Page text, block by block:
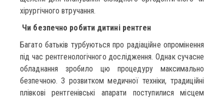
хірургічного втручання.
Чи безпечно робити дитині рентген
Багато батьків турбуються про радіаційне опромінення
під час рентгенологічного дослідження. Однак сучасне
обладнання зробило цю процедуру максимально
безпечною. З розвитком медичної техніки, традиційні
плівкові рентгенівські апарати поступилися місцем